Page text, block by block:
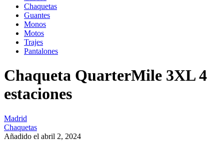
Chaquetas
Guantes
Monos
Motos
Trajes
Pantalones
Chaqueta QuarterMile 3XL 4
estaciones
Madrid
Chaquetas
Añadido el abril 2, 2024